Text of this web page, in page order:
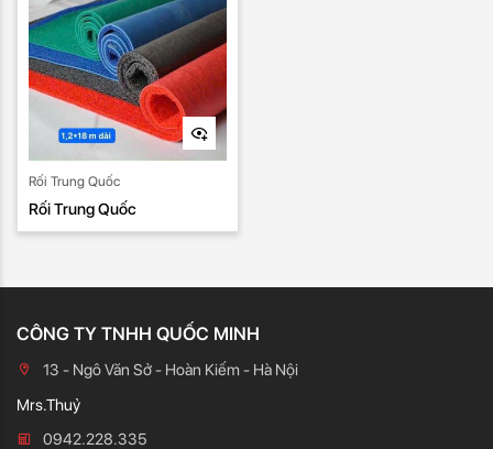
Rối Trung Quốc
Rối Trung Quốc
CÔNG TY TNHH QUỐC MINH
13 - Ngô Văn Sở - Hoàn Kiếm - Hà Nội
Mrs.Thuỷ
0942.228.335